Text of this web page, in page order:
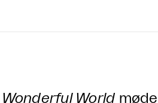
Wonderful World